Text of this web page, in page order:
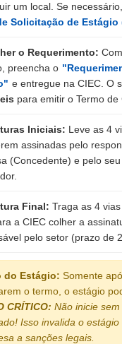
um local. Se
Solicitação de Estágio
o Requerimento:
preencha o
e entregue na CIEC. O
para emitir o Termo de
Iniciais: Leve as 4
assinadas pelo
(Concedente) e pelo
Final: Traga as 4
a CIEC colher a
pelo setor (prazo de 2
do Estágio: Somente
o termo, o estágio
CRÍTICO: Não inicie
Isso invalida o estágio
a sanções legais.